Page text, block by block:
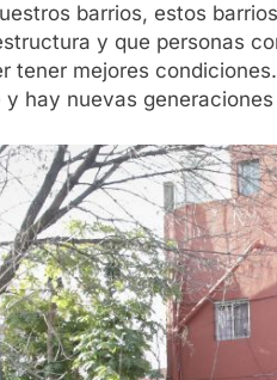
barrios, estos
y que personas
tener mejores
hay nuevas